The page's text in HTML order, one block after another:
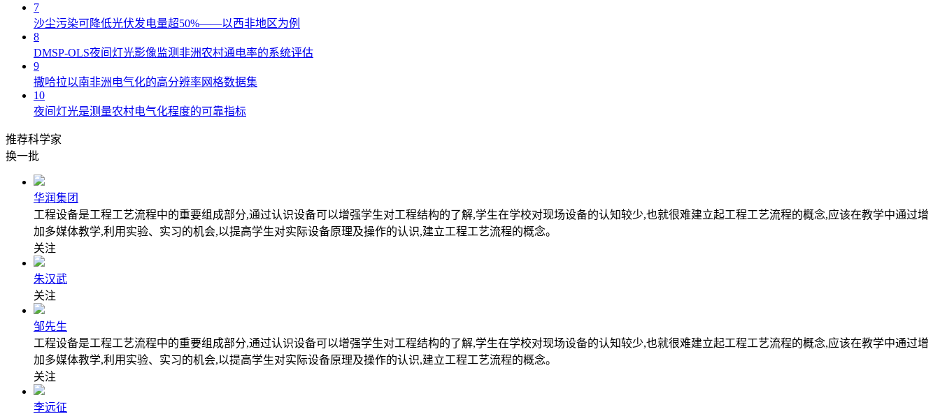
7
沙尘污染可降低光伏发电量超50%——以西非地区为例
8
DMSP-OLS夜间灯光影像监测非洲农村通电率的系统评估
9
撒哈拉以南非洲电气化的高分辨率网格数据集
10
夜间灯光是测量农村电气化程度的可靠指标
推荐科学家
换一批
华润集团
工程设备是工程工艺流程中的重要组成部分,通过认识设备可以增强学生对工程结构的了解,学生在学校对现场设备的认知较少,也就很难建立起工程工艺流程的概念,应该在教学中通过增
加多媒体教学,利用实验、实习的机会,以提高学生对实际设备原理及操作的认识,建立工程工艺流程的概念。
关注
朱汉武
关注
邹先生
工程设备是工程工艺流程中的重要组成部分,通过认识设备可以增强学生对工程结构的了解,学生在学校对现场设备的认知较少,也就很难建立起工程工艺流程的概念,应该在教学中通过增
加多媒体教学,利用实验、实习的机会,以提高学生对实际设备原理及操作的认识,建立工程工艺流程的概念。
关注
李远征